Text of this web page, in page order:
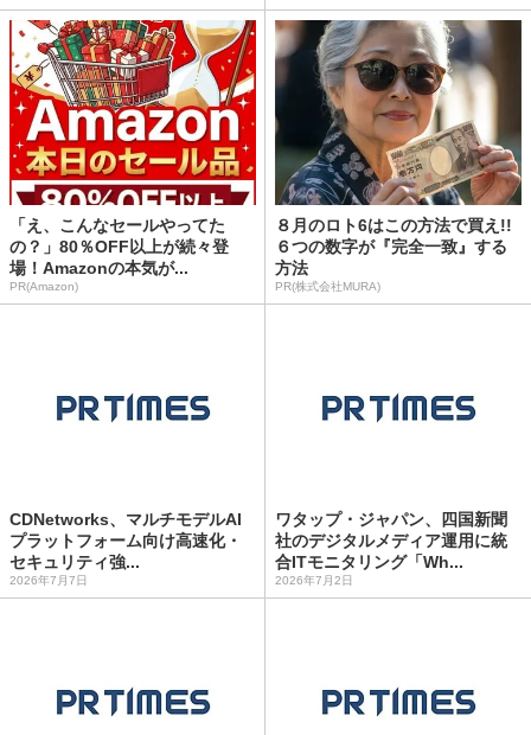
「え、こんなセールやってた
の？」80％OFF以上が続々登
場！Amazonの本気が...
PR(Amazon)
８月のロト6はこの方法で買え!!
６つの数字が『完全一致』する
方法
PR(株式会社MURA)
CDNetworks、マルチモデルAI
プラットフォーム向け高速化・
セキュリティ強...
2026年7月7日
ワタップ・ジャパン、四国新聞
社のデジタルメディア運用に統
合ITモニタリング「Wh...
2026年7月2日